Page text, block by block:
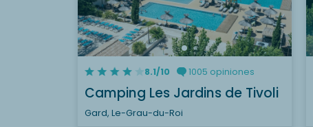
8.1/10 1005 opiniones
Camping Les Jardins de Tivoli
Gard, Le-Grau-du-Roi